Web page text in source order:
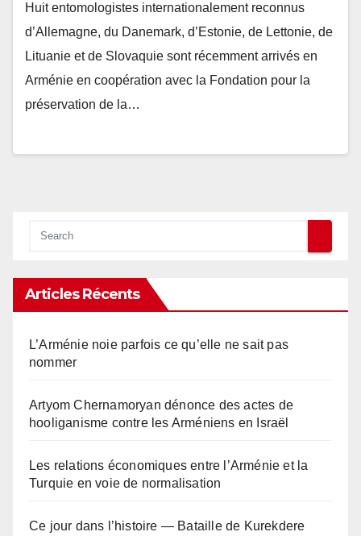
Huit entomologistes internationalement reconnus
d’Allemagne, du Danemark, d’Estonie, de Lettonie, de
Lituanie et de Slovaquie sont récemment arrivés en
Arménie en coopération avec la Fondation pour la
préservation de la…
Articles Récents
L’Arménie noie parfois ce qu’elle ne sait pas
nommer
Artyom Chernamoryan dénonce des actes de
hooliganisme contre les Arméniens en Israël
Les relations économiques entre l’Arménie et la
Turquie en voie de normalisation
Ce jour dans l’histoire — Bataille de Kurekdere